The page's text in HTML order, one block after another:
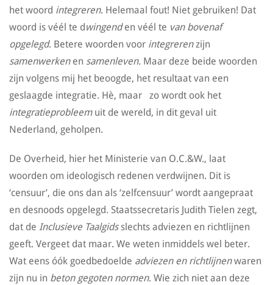
het woord integreren. Helemaal fout! Niet gebruiken! Dat
woord is véél te d wingenden véél te van bovenaf
opgelegd. Betere woorden voor integrerenzijn
samenwerkenen samenleven. Maar deze beide woorden
zijn volgens mij het beoogde, het resultaat van een
geslaagde integratie. Hè, maar zo wordt ook het
integratieprobleemuit de wereld, in dit geval uit
Nederland, geholpen.
De Overheid, hier het Ministerie van O.C.&W., laat
woorden om ideologisch redenen verdwijnen. Dit is
‘censuur’, die ons dan als ‘zelfcensuur’ wordt aangepraat
en desnoods opgelegd. Staatssecretaris Judith Tielen zegt,
dat de Inclusieve Taalgidsslechts adviezen en richtlijnen
geeft. Vergeet dat maar. We weten inmiddels wel beter.
Wat eens óók goedbedoelde adviezen en richtlijnenwaren
zijn nu in beton gegoten normen. Wie zich niet aan deze